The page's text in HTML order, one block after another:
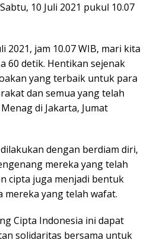
10 Juli 2021 pukul 10.07
2021, jam 10.07 WIB, mari kita
60 detik. Hentikan sejenak
yang terbaik untuk para
dan semua yang telah
di Jakarta, Jumat
dengan berdiam diri,
mereka yang telah
cipta juga menjadi bentuk
yang telah wafat.
Cipta Indonesia ini dapat
solidaritas bersama untuk